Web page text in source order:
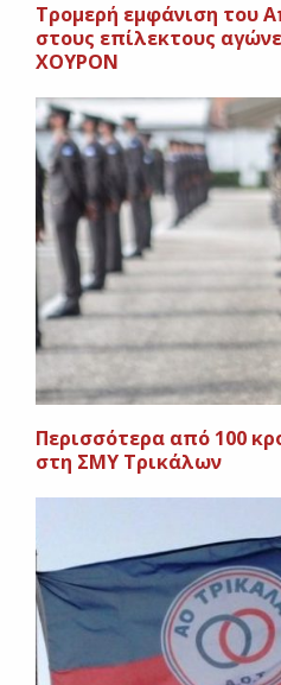
Tρομερή εμφάνιση του
στους επίλεκτους
ΧΟΥΡΟΝ
Περισσότερα από 100
στη ΣΜΥ Τρικάλων